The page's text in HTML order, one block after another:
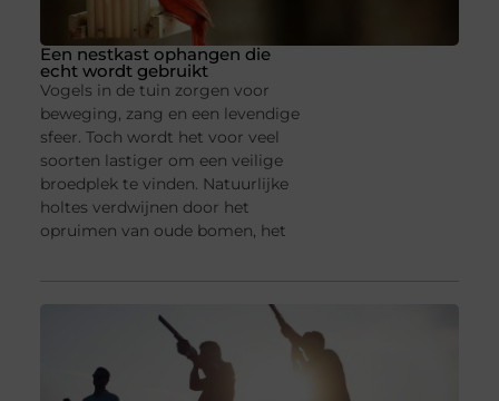
Een nestkast ophangen die
echt wordt gebruikt
Vogels in de tuin zorgen voor
beweging, zang en een levendige
sfeer. Toch wordt het voor veel
soorten lastiger om een veilige
broedplek te vinden. Natuurlijke
holtes verdwijnen door het
opruimen van oude bomen, het